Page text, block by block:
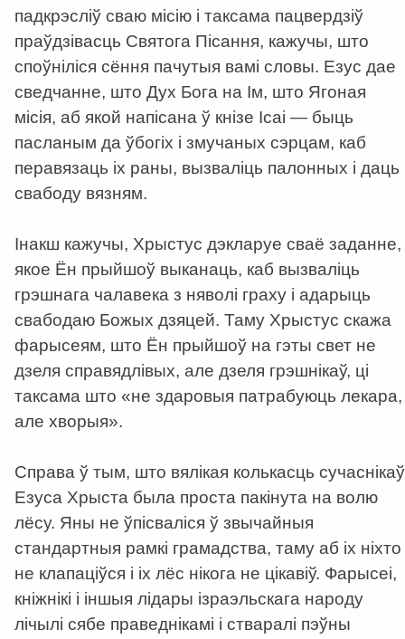
падкрэсліў сваю місію і таксама пацвердзіў
праўдзівасць Святога Пісання, кажучы, што
споўніліся сёння пачутыя вамі словы. Езус дае
сведчанне, што Дух Бога на Ім, што Ягоная
місія, аб якой напісана ў кнізе Ісаі — быць
пасланым да ўбогіх і змучаных сэрцам, каб
перавязаць іх раны, вызваліць палонных і даць
свабоду вязням.
Інакш кажучы, Хрыстус дэкларуе сваё заданне,
якое Ён прыйшоў выканаць, каб вызваліць
грэшнага чалавека з няволі граху і адарыць
свабодаю Божых дзяцей. Таму Хрыстус скажа
фарысеям, што Ён прыйшоў на гэты свет не
дзеля справядлівых, але дзеля грэшнікаў, ці
таксама што «не здаровыя патрабуюць лекара,
але хворыя».
Справа ў тым, што вялікая колькасць сучаснікаў
Езуса Хрыста была проста пакінута на волю
лёсу. Яны не ўпісваліся ў звычайныя
стандартныя рамкі грамадства, таму аб іх ніхто
не клапаціўся і іх лёс нікога не цікавіў. Фарысеі,
кніжнікі і іншыя лідары ізраэльскага народу
лічылі сябе праведнікамі і стваралі пэўны